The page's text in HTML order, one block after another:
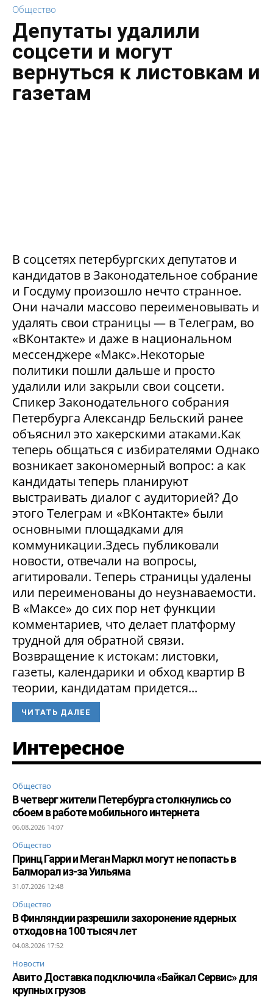
Общество
Депутаты удалили
соцсети и могут
вернуться к листовкам и
газетам
В соцсетях петербургских депутатов и
кандидатов в Законодательное собрание
и Госдуму произошло нечто странное.
Они начали массово переименовывать и
удалять свои страницы — в Телеграм, во
«ВКонтакте» и даже в национальном
мессенджере «Макс».Некоторые
политики пошли дальше и просто
удалили или закрыли свои соцсети.
Спикер Законодательного собрания
Петербурга Александр Бельский ранее
объяснил это хакерскими атаками.Как
теперь общаться с избирателями Однако
возникает закономерный вопрос: а как
кандидаты теперь планируют
выстраивать диалог с аудиторией? До
этого Телеграм и «ВКонтакте» были
основными площадками для
коммуникации.Здесь публиковали
новости, отвечали на вопросы,
агитировали. Теперь страницы удалены
или переименованы до неузнаваемости.
В «Максе» до сих пор нет функции
комментариев, что делает платформу
трудной для обратной связи.
Возвращение к истокам: листовки,
газеты, календарики и обход квартир В
теории, кандидатам придется...
ЧИТАТЬ ДАЛЕЕ
Интересное
Общество
В четверг жители Петербурга столкнулись со
сбоем в работе мобильного интернета
06.08.2026 14:07
Общество
Принц Гарри и Меган Маркл могут не попасть в
Балморал из-за Уильяма
31.07.2026 12:48
Общество
В Финляндии разрешили захоронение ядерных
отходов на 100 тысяч лет
04.08.2026 17:52
Новости
Авито Доставка подключила «Байкал Сервис» для
крупных грузов